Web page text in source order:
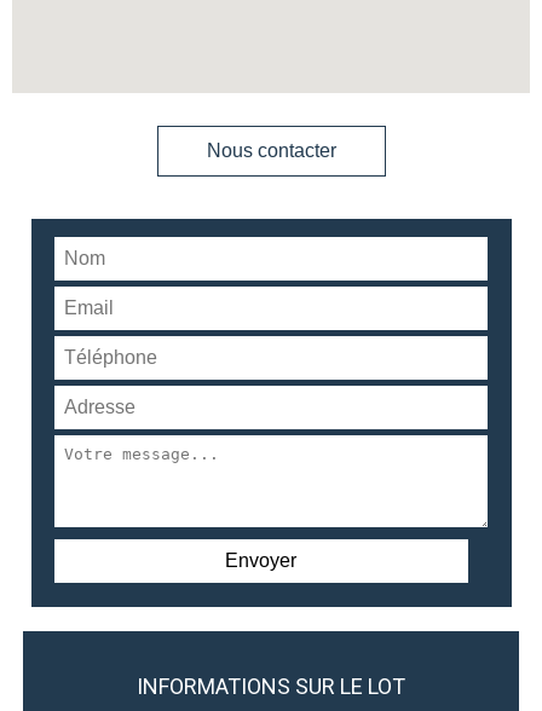
Nous contacter
INFORMATIONS SUR LE LOT